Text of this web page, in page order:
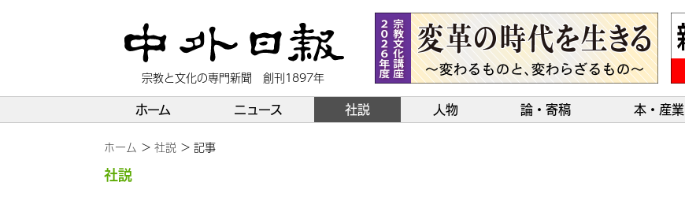
宗教と文化の専門新聞 創刊1897年
ホーム ニュース 社説 人物 論・寄稿 本・産業
ホーム 社説 記事
社説